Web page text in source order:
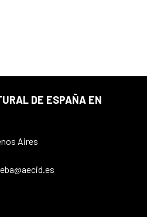
DE ESPAÑA EN
Aires